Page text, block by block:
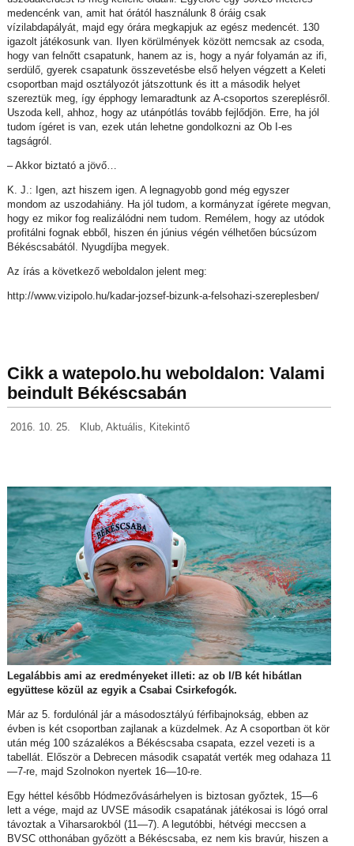
medencénk van, amit hat órától használunk 8 óráig csak
vízilabdapályát, majd egy órára megkapjuk az egész medencét. 130
igazolt játékosunk van. Ilyen körülmények között nemcsak az csoda,
hogy van felnőtt csapatunk, hanem az is, hogy a nyár folyamán az ifi,
serdülő, gyerek csapatunk összevetésbe első helyen végzett a Keleti
csoportban majd osztályozót játszottunk és itt a második helyet
szereztük meg, így épphogy lemaradtunk az A-csoportos szereplésről.
Uszoda kell, ahhoz, hogy az utánpótlás tovább fejlődjön. Erre, ha jól
tudom ígéret is van, ezek után lehetne gondolkozni az Ob I-es
tagságról.
– Akkor biztató a jövő…
K. J.: Igen, azt hiszem igen. A legnagyobb gond még egyszer
mondom az uszodahiány. Ha jól tudom, a kormányzat ígérete megvan,
hogy ez mikor fog realizálódni nem tudom. Remélem, hogy az utódok
profitálni fognak ebből, hiszen én június végén vélhetően búcsúzom
Békéscsabától. Nyugdíjba megyek.
Az írás a következő weboldalon jelent meg:
http://www.vizipolo.hu/kadar-jozsef-bizunk-a-felsohazi-szereplesben/
Cikk a watepolo.hu weboldalon: Valami
beindult Békéscsabán
2016. 10. 25. Klub, Aktuális Kitekintő
Legalábbis ami az eredményeket illeti: az ob I/B két hibátlan
együttese közül az egyik a Csabai Csirkefogók.
Már az 5. fordulónál jár a másodosztályú férfibajnokság, ebben az
évben is két csoportban zajlanak a küzdelmek. Az A csoportban öt kör
után még 100 százalékos a Békéscsaba csapata, ezzel vezeti is a
tabellát. Először a Debrecen második csapatát verték meg odahaza 11
—7-re, majd Szolnokon nyertek 16—10-re.
Egy héttel később Hódmezővásárhelyen is biztosan győztek, 15—6
lett a vége, majd az UVSE második csapatának játékosai is lógó orral
távoztak a Viharsarokból (11—7). A legutóbbi, hétvégi meccsen a
BVSC otthonában győzött a Békéscsaba, ez nem kis bravúr, hiszen a